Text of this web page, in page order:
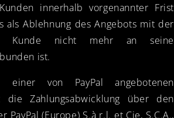
innerhalb vorgenannter Frist
als Ablehnung des Angebots mit der
Kunde nicht mehr an seine
ist.
von PayPal angebotenen
die Zahlungsabwicklung über den
PayPal (Europe) S.à r.l. et Cie, S.C.A.,